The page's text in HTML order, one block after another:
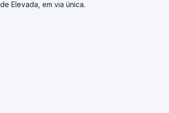
Elevada, em via única.